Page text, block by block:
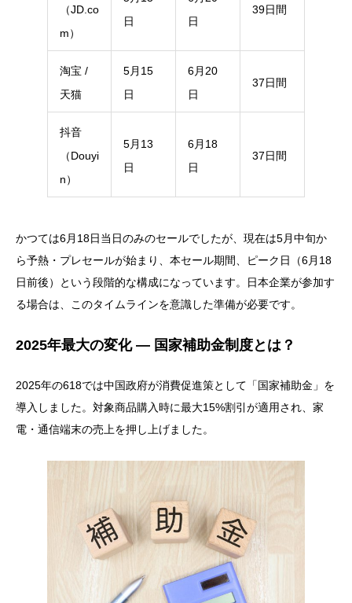
（JD.co
m）
日
日
39日間
淘宝 /
天猫
5月15
日
6月20
日
37日間
抖音
（Douyi
n）
5月13
日
6月18
日
37日間
かつては6月18日当日のみのセールでしたが、現在は5月中旬か
ら予熱・プレセールが始まり、本セール期間、ピーク日（6月18
日前後）という段階的な構成になっています。日本企業が参加す
る場合は、このタイムラインを意識した準備が必要です。
2025年最大の変化 ― 国家補助金制度とは？
2025年の618では中国政府が消費促進策として「国家補助金」を
導入しました。対象商品購入時に最大15%割引が適用され、家
電・通信端末の売上を押し上げました。